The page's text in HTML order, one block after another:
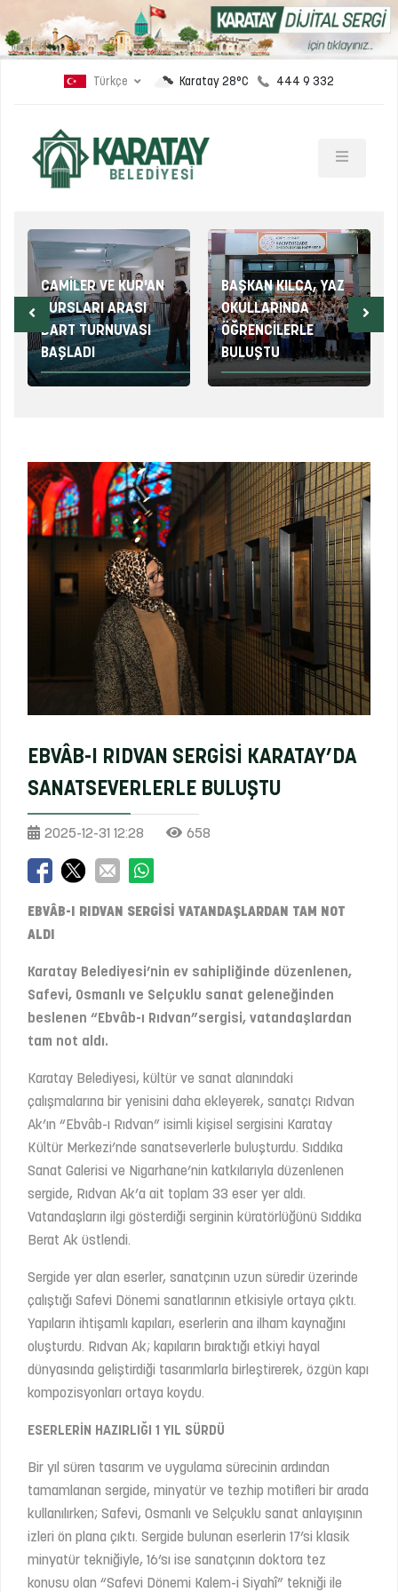
Türkçe Karatay 28°C 444 9 332
CAMİLER VE KUR'AN
KURSLARI ARASI
DART TURNUVASI
BAŞLADI
BAŞKAN KILCA, YAZ
OKULLARINDA
ÖĞRENCİLERLE
BULUŞTU
EBVÂB-I RIDVAN SERGİSİ KARATAY’DA
SANATSEVERLERLE BULUŞTU
2025-12-31 12:28 658
EBVÂB-I RIDVAN SERGİSİ VATANDAŞLARDAN TAM NOT
ALDI
Karatay Belediyesi’nin ev sahipliğinde düzenlenen,
Safevi, Osmanlı ve Selçuklu sanat geleneğinden
beslenen “Ebvâb-ı Rıdvan”sergisi, vatandaşlardan
tam not aldı.
Karatay Belediyesi, kültür ve sanat alanındaki
çalışmalarına bir yenisini daha ekleyerek, sanatçı Rıdvan
Ak’ın “Ebvâb-ı Rıdvan” isimli kişisel sergisini Karatay
Kültür Merkezi’nde sanatseverlerle buluşturdu. Sıddıka
Sanat Galerisi ve Nigarhane’nin katkılarıyla düzenlenen
sergide, Rıdvan Ak’a ait toplam 33 eser yer aldı.
Vatandaşların ilgi gösterdiği serginin küratörlüğünü Sıddıka
Berat Ak üstlendi.
Sergide yer alan eserler, sanatçının uzun süredir üzerinde
çalıştığı Safevi Dönemi sanatlarının etkisiyle ortaya çıktı.
Yapıların ihtişamlı kapıları, eserlerin ana ilham kaynağını
oluşturdu. Rıdvan Ak; kapıların bıraktığı etkiyi hayal
dünyasında geliştirdiği tasarımlarla birleştirerek, özgün kapı
kompozisyonları ortaya koydu.
ESERLERİN HAZIRLIĞI 1 YIL SÜRDÜ
Bir yıl süren tasarım ve uygulama sürecinin ardından
tamamlanan sergide, minyatür ve tezhip motifleri bir arada
kullanılırken; Safevi, Osmanlı ve Selçuklu sanat anlayışının
izleri ön plana çıktı. Sergide bulunan eserlerin 17’si klasik
minyatür tekniğiyle, 16’sı ise sanatçının doktora tez
konusu olan “Safevi Dönemi Kalem-i Siyahî” tekniği ile